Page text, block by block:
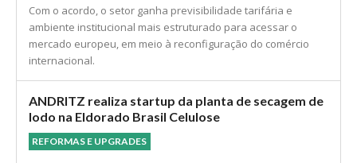
Com o acordo, o setor ganha previsibilidade tarifária e
ambiente institucional mais estruturado para acessar o
mercado europeu, em meio à reconfiguração do comércio
internacional.
ANDRITZ realiza startup da planta de secagem de
lodo na Eldorado Brasil Celulose
REFORMAS E UPGRADES